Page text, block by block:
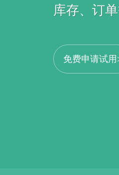
库存、订
免费申请试用